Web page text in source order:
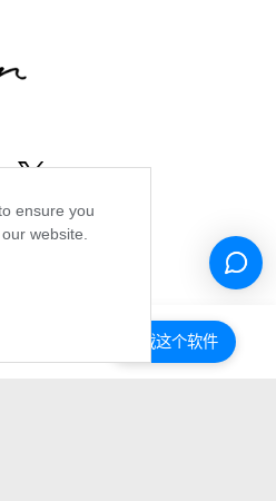
ensure you
website.
下载这个软件